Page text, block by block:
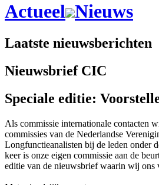
Actueel Nieuws
Laatste nieuwsberichten
Nieuwsbrief CIC
Speciale editie:
Als commissie internationale contacten
commissies van de Nederlandse
Longfunctieanalisten bij de leden onder
keer is onze eigen commissie aan de
editie van de nieuwsbrief waarin wij ons